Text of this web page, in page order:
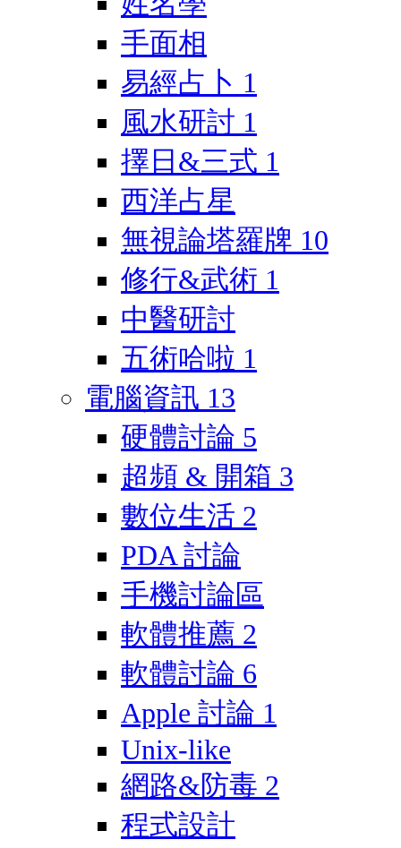
手面相
易經占卜 1
風水研討 1
擇日&三式 1
西洋占星
無視論塔羅牌 10
修行&武術 1
中醫研討
五術哈啦 1
電腦資訊 13
硬體討論 5
超頻 & 開箱 3
數位生活 2
PDA 討論
手機討論區
軟體推薦 2
軟體討論 6
Apple 討論 1
Unix-like
網路&防毒 2
程式設計